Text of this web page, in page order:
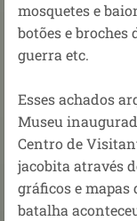
mosquetes e
botões e broches
guerra etc.
Esses achados
Museu
Centro de
jacobita através
gráficos e mapas
batalha